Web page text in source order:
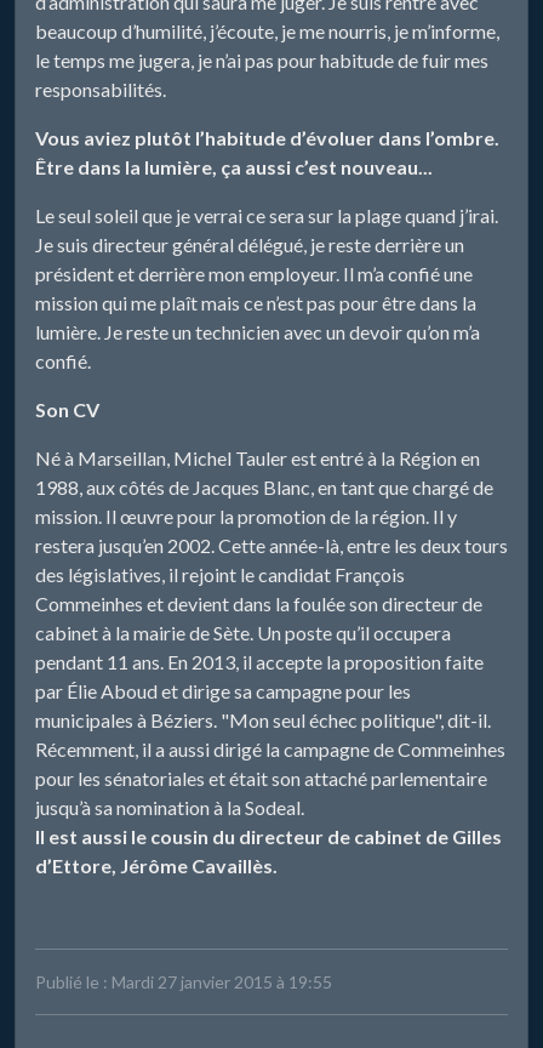
beaucoup d’humilité, j’écoute, je me nourris, je m’informe,
le temps me jugera, je n’ai pas pour habitude de fuir mes
responsabilités.
Vous aviez plutôt l’habitude d’évoluer dans l’ombre.
Être dans la lumière, ça aussi c’est nouveau...
Le seul soleil que je verrai ce sera sur la plage quand j’irai.
Je suis directeur général délégué, je reste derrière un
président et derrière mon employeur. Il m’a confié une
mission qui me plaît mais ce n’est pas pour être dans la
lumière. Je reste un technicien avec un devoir qu’on m’a
confié.
Son CV
Né à Marseillan, Michel Tauler est entré à la Région en
1988, aux côtés de Jacques Blanc, en tant que chargé de
mission. Il œuvre pour la promotion de la région. Il y
restera jusqu’en 2002. Cette année-là, entre les deux tours
des législatives, il rejoint le candidat François
Commeinhes et devient dans la foulée son directeur de
cabinet à la mairie de Sète. Un poste qu’il occupera
pendant 11 ans. En 2013, il accepte la proposition faite
par Élie Aboud et dirige sa campagne pour les
municipales à Béziers. "Mon seul échec politique", dit-il.
Récemment, il a aussi dirigé la campagne de Commeinhes
pour les sénatoriales et était son attaché parlementaire
jusqu’à sa nomination à la Sodeal.
Il est aussi le cousin du directeur de cabinet de Gilles
d’Ettore, Jérôme Cavaillès.
Publié le : Mardi 27 janvier 2015 à 19:55